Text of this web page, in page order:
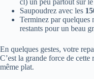
Saupoudrez avec les
Terminez par quelques
restants pour un beau
En quelques gestes, votre
C’est la grande force de cette
même plat.